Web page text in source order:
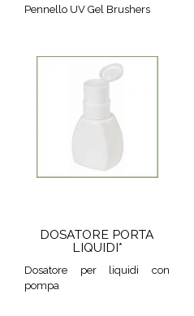
Pennello UV Gel Brushers
DOSATORE PORTA
LIQUIDI*
Dosatore per liquidi con
pompa